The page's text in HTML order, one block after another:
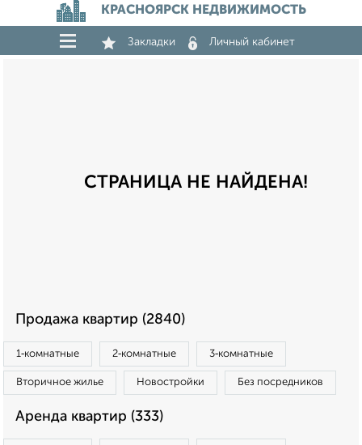
КРАСНОЯРСК НЕДВИЖИМОСТЬ
Закладки Личный кабинет
СТРАНИЦА НЕ НАЙДЕНА!
Продажа квартир (2840)
1‑комнатные 2‑комнатные 3‑комнатные
Вторичное жилье Новостройки Без посредников
Аренда квартир (333)